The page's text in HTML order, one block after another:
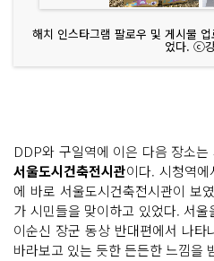
해치 인스타그램 팔로우 및 게시물
었다. ⓒ
DDP와 구일역에 이은 다음 장소
서울도시건축전시관이다. 시청역
에 바로 서울도시건축전시관이 보
가 시민들을 맞이하고 있었다. 서
이순신 장군 동상 반대편에서 나타
바라보고 있는 듯한 든든한 느낌을